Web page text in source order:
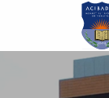
atla